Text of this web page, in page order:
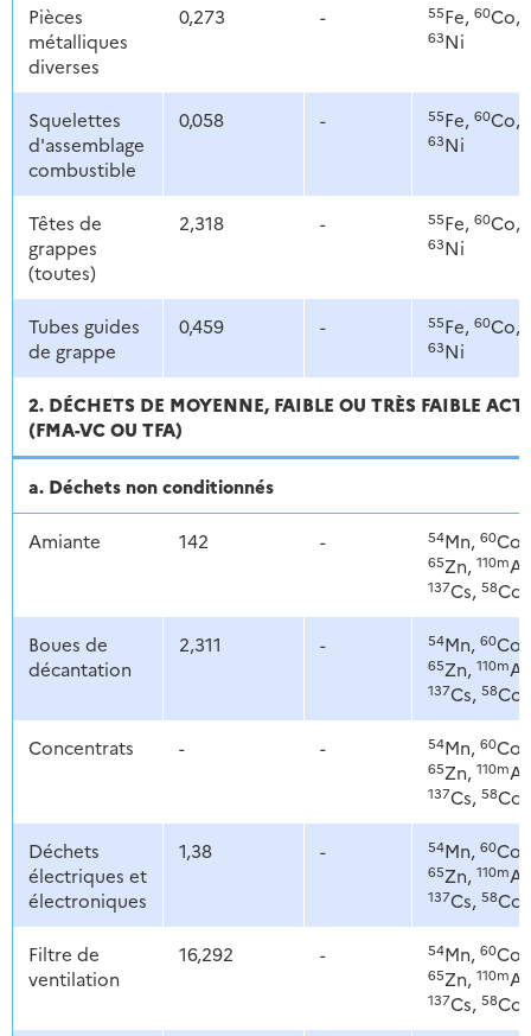
Pièces
métalliques
diverses
0,273 - 55Fe, 60Co,
63Ni
Squelettes
d'assemblage
combustible
0,058 - 55Fe, 60Co,
63Ni
Têtes de
grappes
(toutes)
2,318 - 55Fe, 60Co,
63Ni
Tubes guides
de grappe
0,459 - 55Fe, 60Co,
63Ni
2. DÉCHETS DE MOYENNE, FAIBLE OU TRÈS FAIBLE
(FMA-VC OU TFA)
a. Déchets non conditionnés
Amiante 142 - 54Mn, 60Co,
65Zn, 110m
137Cs, 58Co
Boues de
décantation
2,311 - 54Mn, 60Co,
65Zn, 110m
137Cs, 58Co
Concentrats - - 54Mn, 60Co,
65Zn, 110m
137Cs, 58Co
Déchets
électriques et
électroniques
1,38 - 54Mn, 60Co,
65Zn, 110m
137Cs, 58Co
Filtre de
ventilation
16,292 - 54Mn, 60Co,
65Zn, 110m
137Cs, 58Co